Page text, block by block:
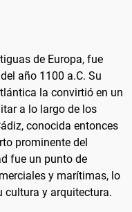
de Europa, fue
año 1100 a.C. Su
la convirtió en un
a lo largo de los
conocida entonces
prominente del
fue un punto de
y marítimas, lo
cultura y arquitectura.